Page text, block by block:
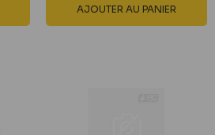
AJOUTER AU PANIER